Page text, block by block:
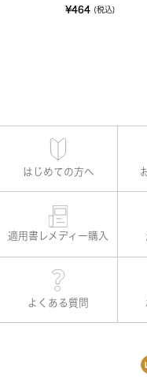
¥464 (税込)
はじめての方へ
適用書レメディー購入
よくある質問